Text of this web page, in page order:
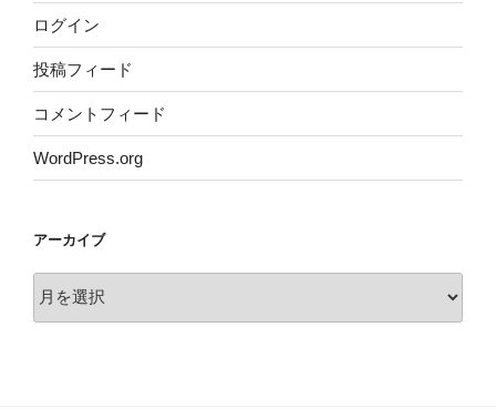
ログイン
投稿フィード
コメントフィード
WordPress.org
アーカイブ
ー